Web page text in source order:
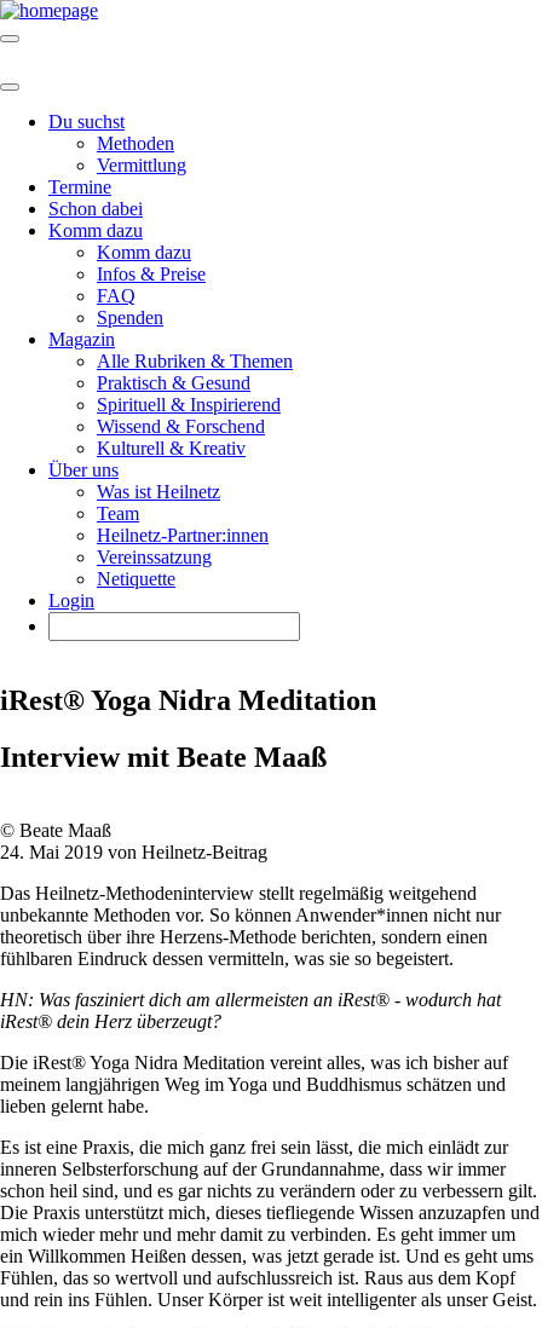
Du suchst
Methoden
Vermittlung
Termine
Schon dabei
Komm dazu
Komm dazu
Infos & Preise
FAQ
Spenden
Magazin
Alle Rubriken & Themen
Praktisch & Gesund
Spirituell & Inspirierend
Wissend & Forschend
Kulturell & Kreativ
Über uns
Was ist Heilnetz
Team
Heilnetz-Partner:innen
Vereinssatzung
Netiquette
Login
iRest® Yoga Nidra Meditation
Interview mit Beate Maaß
© Beate Maaß
24. Mai 2019 von Heilnetz-Beitrag
Das Heilnetz-Methodeninterview stellt regelmäßig weitgehend
unbekannte Methoden vor. So können Anwender*innen nicht nur
theoretisch über ihre Herzens-Methode berichten, sondern einen
fühlbaren Eindruck dessen vermitteln, was sie so begeistert.
HN: Was fasziniert dich am allermeisten an iRest® - wodurch hat
iRest® dein Herz überzeugt?
Die iRest® Yoga Nidra Meditation vereint alles, was ich bisher auf
meinem langjährigen Weg im Yoga und Buddhismus schätzen und
lieben gelernt habe.
Es ist eine Praxis, die mich ganz frei sein lässt, die mich einlädt zur
inneren Selbsterforschung auf der Grundannahme, dass wir immer
schon heil sind, und es gar nichts zu verändern oder zu verbessern gilt.
Die Praxis unterstützt mich, dieses tiefliegende Wissen anzuzapfen und
mich wieder mehr und mehr damit zu verbinden. Es geht immer um
ein Willkommen Heißen dessen, was jetzt gerade ist. Und es geht ums
Fühlen, das so wertvoll und aufschlussreich ist. Raus aus dem Kopf
und rein ins Fühlen. Unser Körper ist weit intelligenter als unser Geist.